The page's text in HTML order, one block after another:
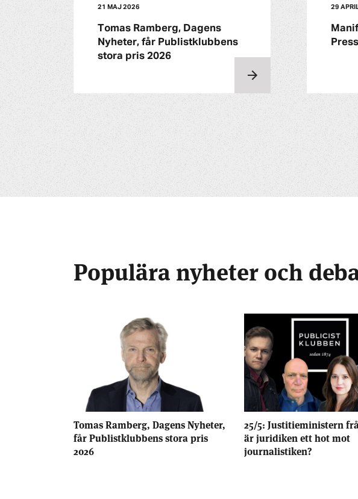
21 MAJ 2026
Tomas Ramberg, Dagens
Nyheter, får Publistklubbens
stora pris 2026
29
Populära nyheter och
Tomas Ramberg, Dagens Nyheter,
får Publistklubbens stora pris
2026
25/5: Justitieministern
är juridiken ett hot mot
journalistiken?